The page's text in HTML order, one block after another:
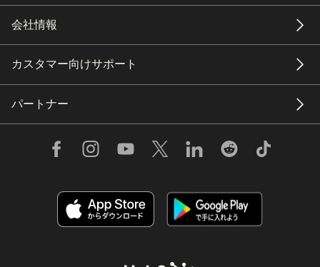
会社情報
カスタマー向けサポート
パートナー